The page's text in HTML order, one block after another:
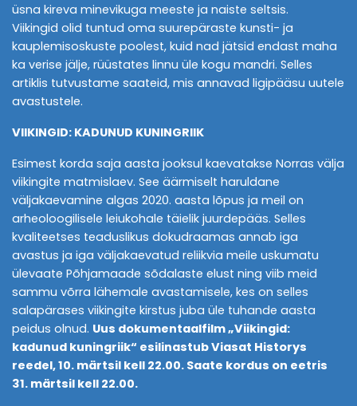
üsna kireva minevikuga meeste ja naiste seltsis.
Viikingid olid tuntud oma suurepäraste kunsti- ja
kauplemisoskuste poolest, kuid nad jätsid endast maha
ka verise jälje, rüüstates linnu üle kogu mandri. Selles
artiklis tutvustame saateid, mis annavad ligipääsu uutele
avastustele.
VIIKINGID: KADUNUD KUNINGRIIK
Esimest korda saja aasta jooksul kaevatakse Norras välja
viikingite matmislaev. See äärmiselt haruldane
väljakaevamine algas 2020. aasta lõpus ja meil on
arheoloogilisele leiukohale täielik juurdepääs. Selles
kvaliteetses teaduslikus dokudraamas annab iga
avastus ja iga väljakaevatud reliikvia meile uskumatu
ülevaate Põhjamaade sõdalaste elust ning viib meid
sammu võrra lähemale avastamisele, kes on selles
salapärases viikingite kirstus juba üle tuhande aasta
peidus olnud. Uus dokumentaalfilm „Viikingid:
kadunud kuningriik“ esilinastub Viasat Historys
reedel, 10. märtsil kell 22.00. Saate kordus on eetris
31. märtsil kell 22.00.